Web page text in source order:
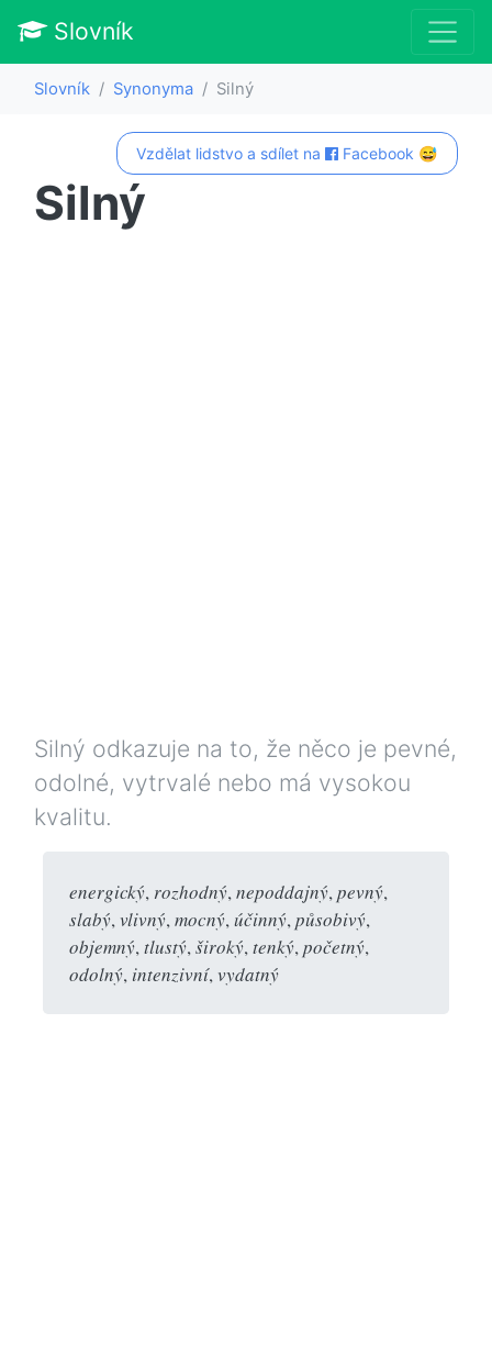
Slovník
Slovník Synonyma Silný
Vzdělat lidstvo a sdílet na Facebook 😅
Silný
Silný odkazuje na to, že něco je pevné,
odolné, vytrvalé nebo má vysokou
kvalitu.
energický, rozhodný,nepoddajný,pevný,
slabý,vlivný,mocný,účinný,působivý,
objemný,tlustý,široký,tenký,početný,
odolný, intenzivní,vydatný